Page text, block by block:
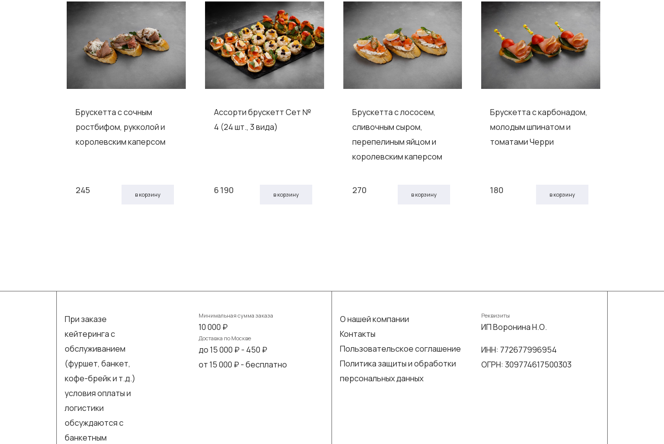
Брускетта с сочным
ростбифом, рукколой и
королевским каперсом
245 в корзину
Ассорти брускетт Сет №
4 (24 шт., 3 вида)
6 190 в корзину
Брускетта с лососем,
сливочным сыром,
перепелиным яйцом и
королевским каперсом
270 в корзину
Брускетта с карбонадом,
молодым шпинатом и
томатами Черри
180 в корзину
При заказе
кейтеринга с
обслуживанием
(фуршет, банкет,
кофе-брейк и т.д.)
условия оплаты и
логистики
обсуждаются с
банкетным
Минимальная сумма заказа
10 000 ₽
Доставка по Москве
до 15 000 ₽ - 450 ₽
от 15 000 ₽ - бесплатно
О нашей компании
Контакты
Пользовательское соглашение
Политика защиты и обработки
персональных данных
Реквизиты
ИП Воронина Н.О.
ИНН: 772677996954
ОГРН: 309774617500303